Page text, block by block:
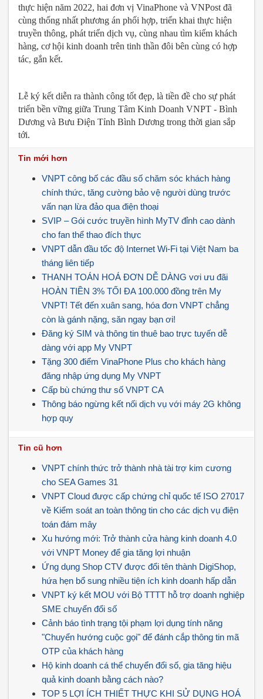
thực hiện năm 2022, hai đơn vị VinaPhone và VNPost đã
cùng thống nhất phương án phối hợp, triển khai thực hiện
truyền thông, phát triển dịch vụ, cùng nhau tìm kiếm khách
hàng, cơ hội kinh doanh trên tinh thần đôi bên cùng có hợp
tác, gắn kết.
Lễ ký kết diễn ra thành công tốt đẹp, là tiền đề cho sự phát
triển bền vững giữa Trung Tâm Kinh Doanh VNPT - Bình
Dương và Bưu Điện Tỉnh Bình Dương trong thời gian sắp
tới.
Tin mới hơn
VNPT công bố các đầu số chăm sóc khách hàng
chính thức, tăng cường bảo vệ người dùng trước
vấn nạn lừa đảo qua điện thoại
SVIP – Gói cước truyền hình MyTV đỉnh cao dành
cho fan thể thao đích thực
VNPT dẫn đầu tốc độ Internet Wi-Fi tại Việt Nam ba
tháng liên tiếp
THANH TOÁN HOÁ ĐƠN DỄ DÀNG vơi ưu đãi
HOÀN TIỀN 3% TỐI ĐA 100.000 đồng trên My
VNPT! Tết đến xuân sang, hóa đơn VNPT chẳng
còn là gánh nặng, săn ngay bạn ơi!
Đăng ký SIM và thông tin thuê bao trực tuyến dễ
dàng với app My VNPT
Tặng 300 điểm VinaPhone Plus cho khách hàng
đăng nhập ứng dụng My VNPT
Cấp bù chứng thư số VNPT CA
Thông báo ngừng kết nối dịch vụ với máy 2G không
hợp quy
Tin cũ hơn
VNPT chính thức trở thành nhà tài trợ kim cương
cho SEA Games 31
VNPT Cloud được cấp chứng chỉ quốc tế ISO 27017
về Kiểm soát an toàn thông tin cho các dịch vụ điện
toán đám mây
Xu hướng mới: Trở thành cửa hàng kinh doanh 4.0
với VNPT Money để gia tăng lợi nhuận
Ứng dụng Shop CTV được đổi tên thành DigiShop,
hứa hẹn bổ sung nhiều tiện ích kinh doanh hấp dẫn
VNPT ký kết MOU với Bộ TTTT hỗ trợ doanh nghiệp
SME chuyển đổi số
Cảnh báo tình trạng tội phạm lợi dụng tính năng
"Chuyển hướng cuộc gọi" để đánh cắp thông tin mã
OTP của khách hàng
Hộ kinh doanh cá thể chuyển đổi số, gia tăng hiệu
quả kinh doanh bằng cách nào?
TOP 5 LỢI ÍCH THIẾT THỰC KHI SỬ DỤNG HOÁ